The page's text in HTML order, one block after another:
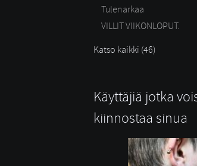
Tulenarkaa
VILLIT VIIKONLOPUT.
Katso kaikki (46)
Käyttäjiä jotka
kiinnostaa sinua